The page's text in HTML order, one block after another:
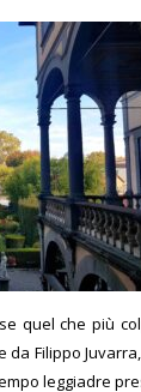
quel che più
Filippo
leggiadre